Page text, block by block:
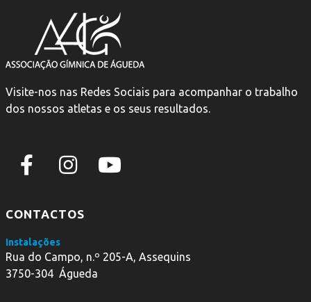
Visite-nos nas Redes Sociais para acompanhar o trabalho
dos nossos atletas e os seus resultados.
CONTACTOS
Instalações
Rua do Campo, n.º 205-A, Assequins
3750-304 Águeda